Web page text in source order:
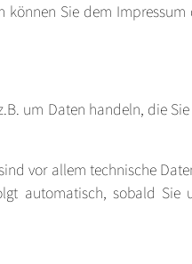
können Sie dem Impressum
um Daten handeln, die
vor allem technische
automatisch, sobald Sie